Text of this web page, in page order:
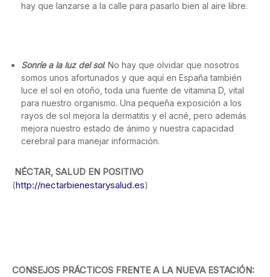
hay que lanzarse a la calle para pasarlo bien al aire libre.
Sonríe a la luz del sol. No hay que olvidar que nosotros
somos unos afortunados y que aquí en España también
luce el sol en otoño, toda una fuente de vitamina D, vital
para nuestro organismo. Una pequeña exposición a los
rayos de sol mejora la dermatitis y el acné, pero además
mejora nuestro estado de ánimo y nuestra capacidad
cerebral para manejar información.
NÉCTAR, SALUD EN POSITIVO
(http://nectarbienestarysalud.es)
CONSEJOS PRÁCTICOS FRENTE A LA NUEVA ESTACIÓN: